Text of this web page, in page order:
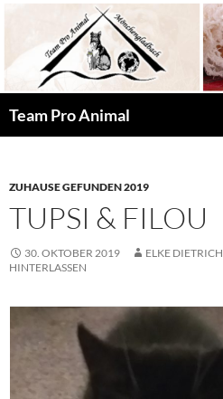
springen
Team Pro Animal
ZUHAUSE GEFUNDEN 2019
TUPSI & FILOU
30. OKTOBER 2019 ELKE DIETRICH
HINTERLASSEN